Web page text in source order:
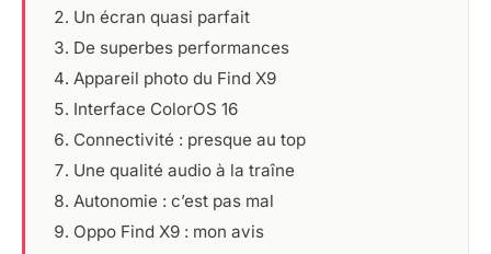
Un écran quasi parfait
De superbes performances
Appareil photo du Find X9
Interface ColorOS 16
Connectivité : presque au top
Une qualité audio à la traîne
Autonomie : c’est pas mal
Oppo Find X9 : mon avis